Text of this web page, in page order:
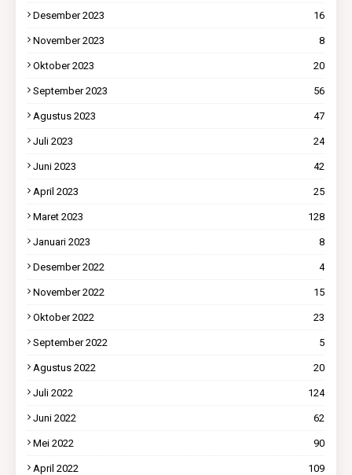
Desember 2023 16
November 2023 8
Oktober 2023 20
September 2023 56
Agustus 2023 47
Juli 2023 24
Juni 2023 42
April 2023 25
Maret 2023 128
Januari 2023 8
Desember 2022 4
November 2022 15
Oktober 2022 23
September 2022 5
Agustus 2022 20
Juli 2022 124
Juni 2022 62
Mei 2022 90
April 2022 109